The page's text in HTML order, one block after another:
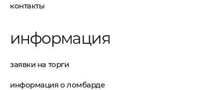
контакты
информация
заявки на торги
информация о ломбарде